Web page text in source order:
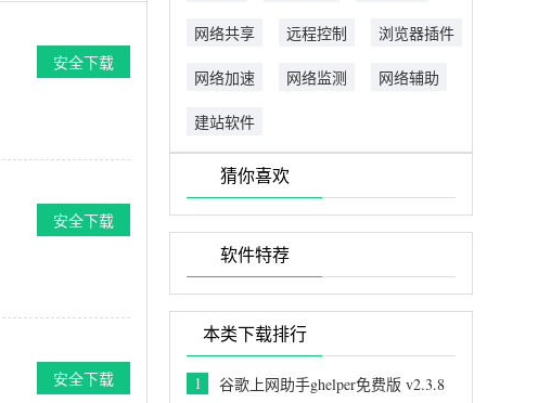
安全下载
安全下载
安全下载
网络共享 远程控制 浏览器插件
网络加速 网络监测 网络辅助
建站软件
猜你喜欢
软件特荐
本类下载排行
1 谷歌上网助手ghelper免费版 v2.3.8